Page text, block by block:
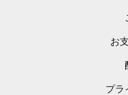
お
プラ